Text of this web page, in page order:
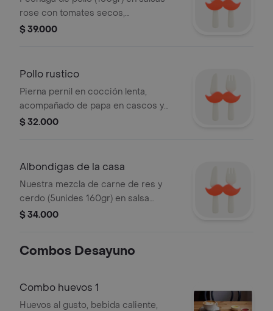
rose con tomates secos,
champiñones acompañado de orzo al
$ 39.000
Pollo rustico
Pierna pernil en cocción lenta,
acompañado de papa en cascos y
ratatouille)
$ 32.000
Albondigas de la casa
Nuestra mezcla de carne de res y
cerdo (5unides 160gr) en salsa
pomodoro con toque de albahaca
$ 34.000
Combos Desayuno
Combo huevos 1
Huevos al gusto, bebida caliente,